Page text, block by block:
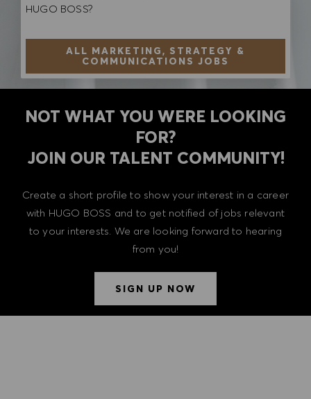
HUGO BOSS?
ALL MARKETING, STRATEGY &
COMMUNICATIONS JOBS
NOT WHAT YOU WERE LOOKING
FOR?
​​​​​​​JOIN OUR TALENT COMMUNITY!
Create a short profile to show your interest in a career
with HUGO BOSS and to get notified of jobs relevant
to your interests. We are looking forward to hearing
from you!
SIGN UP NOW